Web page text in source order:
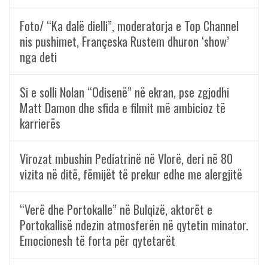
Foto/ “Ka dalë dielli”, moderatorja e Top Channel
nis pushimet, Françeska Rustem dhuron ‘show’
nga deti
Si e solli Nolan “Odisenë” në ekran, pse zgjodhi
Matt Damon dhe sfida e filmit më ambicioz të
karrierës
Virozat mbushin Pediatrinë në Vlorë, deri në 80
vizita në ditë, fëmijët të prekur edhe me alergjitë
“Verë dhe Portokalle” në Bulqizë, aktorët e
Portokallisë ndezin atmosferën në qytetin minator.
Emocionesh të forta për qytetarët